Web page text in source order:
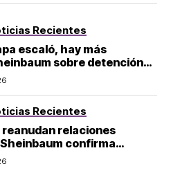
Recientes
escaló, hay más
sobre detención
Recientes
reanudan relaciones
confirma
Chávez al país